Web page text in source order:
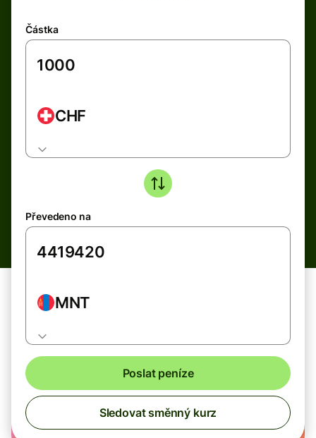
Částka
CHF
Převedeno na
MNT
Poslat peníze
Sledovat směnný kurz